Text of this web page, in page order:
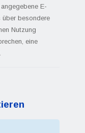
E-
über besondere
Nutzung
eine